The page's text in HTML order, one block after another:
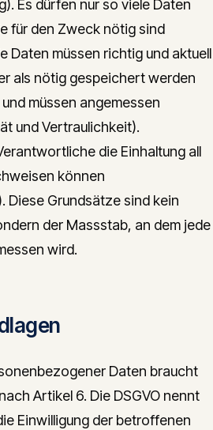
Es dürfen nur so viele Daten
für den Zweck nötig sind
Daten müssen richtig und aktuell
als nötig gespeichert werden
müssen angemessen
und Vertraulichkeit).
die Einhaltung all
können
Diese Grundsätze sind kein
der Massstab, an dem jede
wird.
Daten braucht
Artikel 6. Die DSGVO nennt
Einwilligung der betroffenen